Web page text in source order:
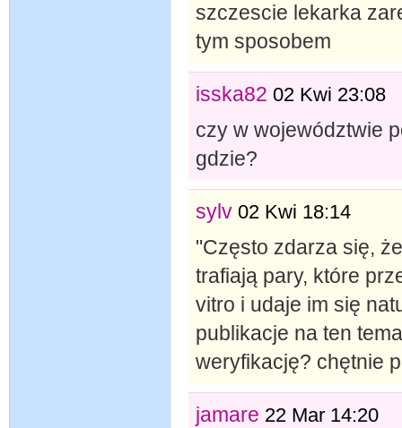
szczescie lekarka
tym sposobem
isska82 02 Kwi 23:08
czy w województwie
gdzie?
sylv 02 Kwi 18:14
"Często zdarza się,
trafiają pary, które
vitro i udaje im się
publikacje na ten
weryfikację? chętnie
jamare 22 Mar 14:20